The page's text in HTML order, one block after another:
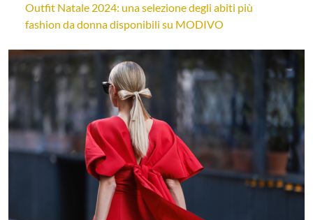
Outfit Natale 2024: una selezione degli abiti più
fashion da donna disponibili su MODIVO